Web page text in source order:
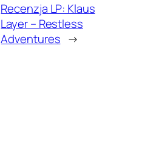
Recenzja LP: Klaus
Layer – Restless
Adventures →